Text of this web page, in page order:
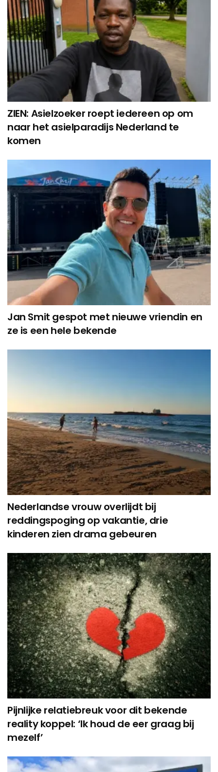
ZIEN: Asielzoeker roept iedereen op om
naar het asielparadijs Nederland te
komen
Jan Smit gespot met nieuwe vriendin en
ze is een hele bekende
Nederlandse vrouw overlijdt bij
reddingspoging op vakantie, drie
kinderen zien drama gebeuren
Pijnlijke relatiebreuk voor dit bekende
reality koppel: ‘Ik houd de eer graag bij
mezelf’